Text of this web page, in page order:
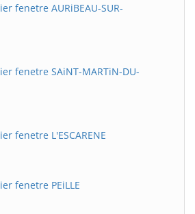
fenetre AURiBEAU-SUR-
fenetre SAiNT-MARTiN-DU-
fenetre L'ESCARENE
fenetre PEiLLE